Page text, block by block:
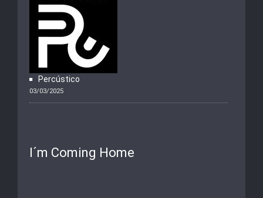
Percústico
03/03/2025
I´m Coming Home